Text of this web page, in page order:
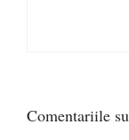
Comentariile